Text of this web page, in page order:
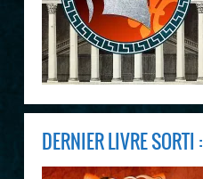
DERNIER LIVRE SORTI :